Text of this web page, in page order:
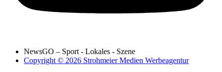
NewsGO – Sport - Lokales - Szene
Copyright © 2026 Strohmeier Medien Werbeagentur